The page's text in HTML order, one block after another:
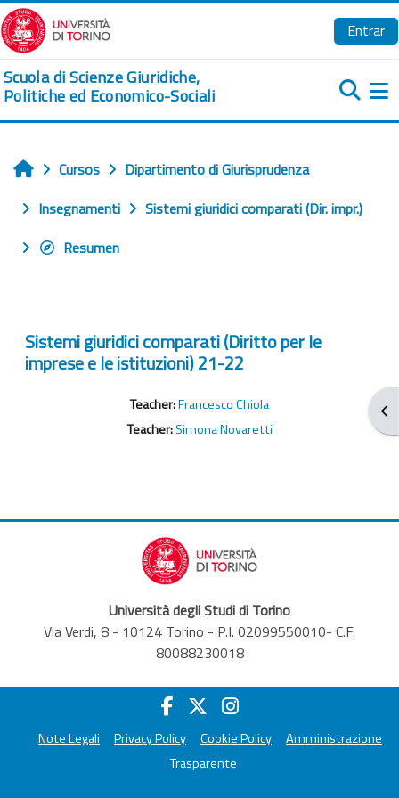
Salta al contenido principal
Entrar
Scuola di Scienze Giuridiche,
Politiche ed Economico-Sociali
Inicio
Cursos
Dipartimento di Giurisprudenza
Insegnamenti
Sistemi giuridici comparati (Dir. impr.)
Resumen
Sistemi giuridici comparati (Diritto per le
imprese e le istituzioni) 21-22
Teacher:Francesco Chiola
Teacher:Simona Novaretti
Università degli Studi di Torino
Via Verdi, 8 - 10124 Torino - P.I. 02099550010- C.F.
80088230018
Note Legali Privacy Policy Cookie Policy
Amministrazione
Trasparente